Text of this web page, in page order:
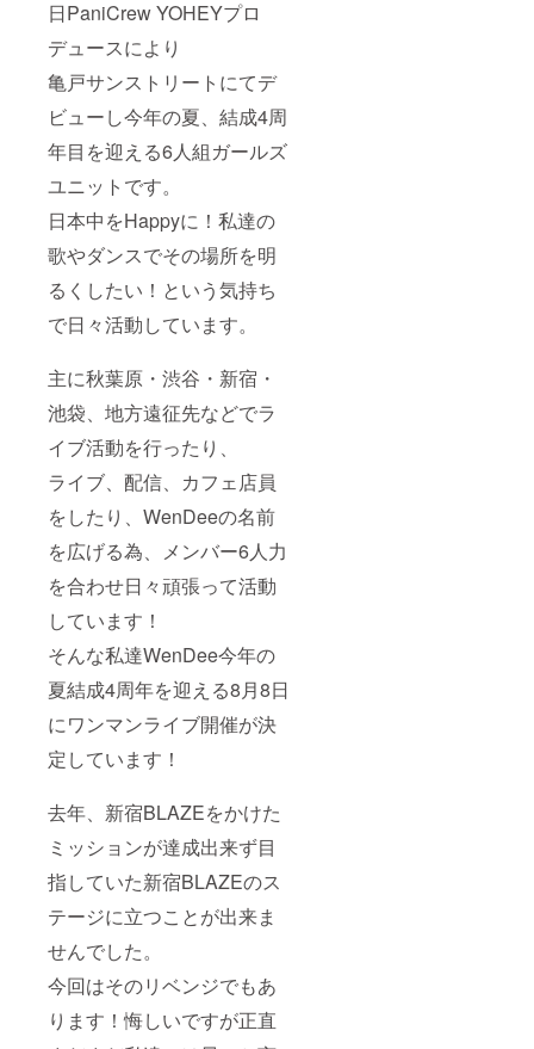
日PaniCrew YOHEYプロ
デュースにより
亀戸サンストリートにてデ
ビューし今年の夏、結成4周
年目を迎える6人組ガールズ
ユニットです。
日本中をHappyに！私達の
歌やダンスでその場所を明
るくしたい！という気持ち
で日々活動しています。
主に秋葉原・渋谷・新宿・
池袋、地方遠征先などでラ
イブ活動を行ったり、
ライブ、配信、カフェ店員
をしたり、WenDeeの名前
を広げる為、メンバー6人力
を合わせ日々頑張って活動
しています！
そんな私達WenDee今年の
夏結成4周年を迎える8月8日
にワンマンライブ開催が決
定しています！
去年、新宿BLAZEをかけた
ミッションが達成出来ず目
指していた新宿BLAZEのス
テージに立つことが出来ま
せんでした。
今回はそのリベンジでもあ
ります！悔しいですが正直